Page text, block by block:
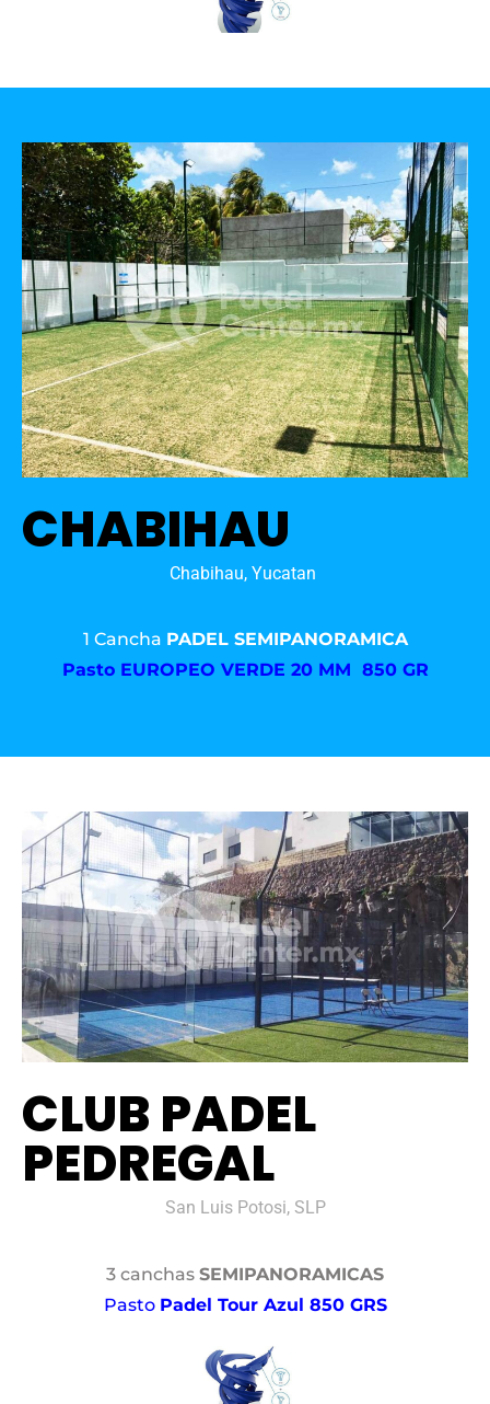
CHABIHAU
Chabihau, Yucatan
1 Cancha PADEL SEMIPANORAMICA
Pasto EUROPEO VERDE 20 MM 850 GR
CLUB PADEL
PEDREGAL
San Luis Potosi, SLP
3 canchas SEMIPANORAMICAS
Pasto Padel Tour Azul 850 GRS